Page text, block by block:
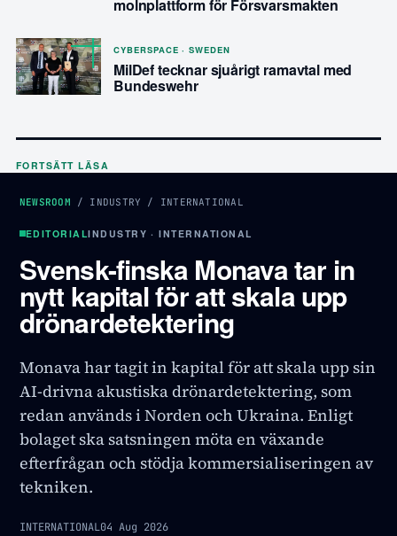
molnplattform för Försvarsmakten
CYBERSPACE · SWEDEN
MilDef tecknar sjuårigt ramavtal med
Bundeswehr
FORTSÄTT LÄSA
NEWSROOM / INDUSTRY / INTERNATIONAL
EDITORIALINDUSTRY · INTERNATIONAL
Svensk-finska Monava tar in
nytt kapital för att skala upp
drönardetektering
Monava har tagit in kapital för att skala upp sin
AI-drivna akustiska drönardetektering, som
redan används i Norden och Ukraina. Enligt
bolaget ska satsningen möta en växande
efterfrågan och stödja kommersialiseringen av
tekniken.
INTERNATIONAL04 Aug 2026